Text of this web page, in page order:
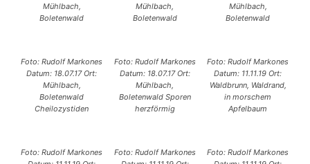
Mühlbach,
Boletenwald
Mühlbach,
Boletenwald
Mühlbach,
Boletenwald
Foto: Rudolf Markones
Datum: 18.07.17 Ort:
Mühlbach,
Boletenwald
Cheilozystiden
Foto: Rudolf Markones
Datum: 18.07.17 Ort:
Mühlbach,
Boletenwald Sporen
herzförmig
Foto: Rudolf Markones
Datum: 11.11.19 Ort:
Waldbrunn, Waldrand,
in morschem
Apfelbaum
Foto: Rudolf Markones
Foto: Rudolf Markones
Foto: Rudolf Markones